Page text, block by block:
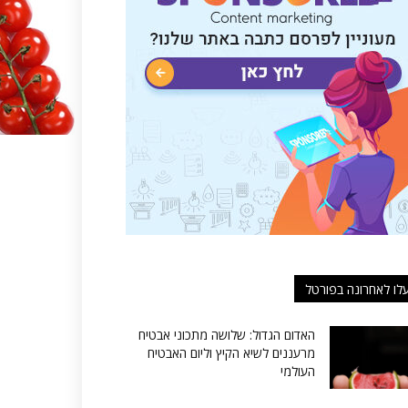
לאחרונה בפורטל
האדום הגדול: שלושה מתכוני אבטיח
מרעננים לשיא הקיץ וליום האבטיח
העולמי